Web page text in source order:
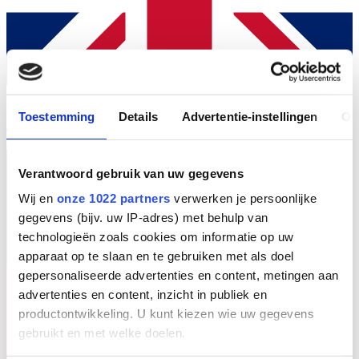
Toestemming Details Advertentie-instellingen
Verantwoord gebruik van uw gegevens
Wij en onze 1022 partners verwerken je persoonlijke
gegevens (bijv. uw IP-adres) met behulp van
technologieën zoals cookies om informatie op uw
apparaat op te slaan en te gebruiken met als doel
gepersonaliseerde advertenties en content, metingen aan
advertenties en content, inzicht in publiek en
productontwikkeling. U kunt kiezen wie uw gegevens
gebruikt en met welke doelen.
EN